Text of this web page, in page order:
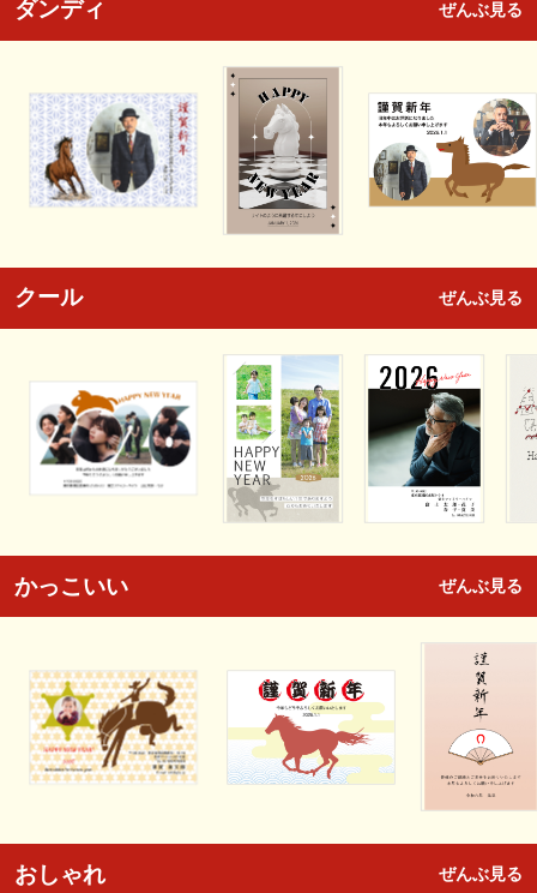
ダンディ ぜんぶ見る
クール ぜんぶ見る
かっこいい ぜんぶ見る
おしゃれ ぜんぶ見る